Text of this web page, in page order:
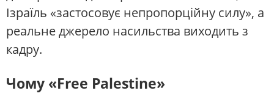
Ізраїль «застосовує непропорційну силу», а
реальне джерело насильства виходить з
кадру.
Чому «Free Palestine»